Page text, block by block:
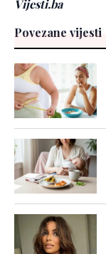
Vijesti.ba
Povezane vijesti